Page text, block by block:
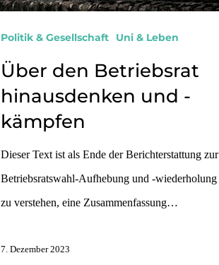
Politik & Gesellschaft Uni & Leben
Über den Betriebsrat
hinausdenken und -
kämpfen
Dieser Text ist als Ende der Berichterstattung zur
Betriebsratswahl-Aufhebung und -wiederholung
zu verstehen, eine Zusammenfassung…
7. Dezember 2023